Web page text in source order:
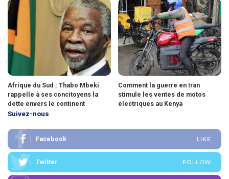
Afrique du Sud : Thabo Mbeki
rappelle à ses concitoyens la
dette envers le continent
Comment la guerre en Iran
stimule les ventes de motos
électriques au Kenya
Suivez-nous
Facebook LIKE
Twitter FOLLOW